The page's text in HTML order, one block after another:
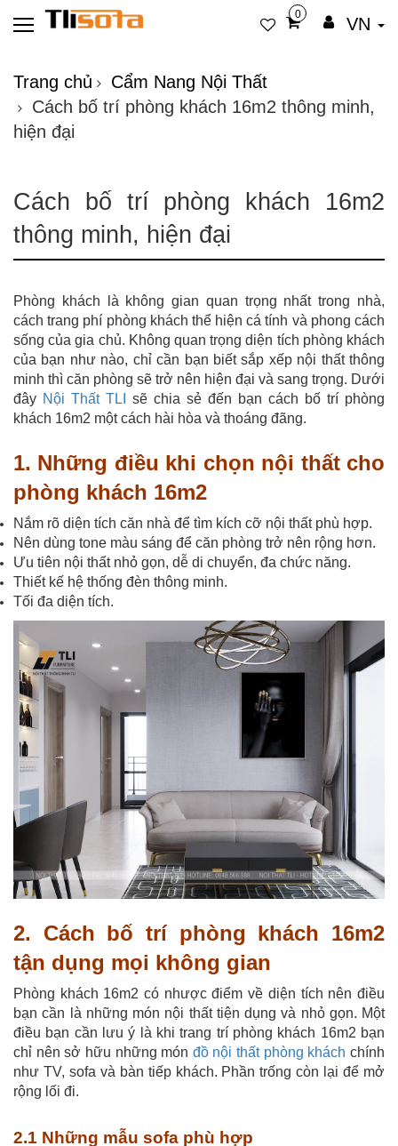
VN
0
Trang chủ
Cẩm Nang Nội Thất
Cách bố trí phòng khách 16m2 thông minh,
hiện đại
Cách bố trí phòng khách 16m2
thông minh, hiện đại
Phòng khách là không gian quan trọng nhất trong nhà,
cách trang phí phòng khách thể hiện cá tính và phong cách
sống của gia chủ. Không quan trọng diện tích phòng khách
của bạn như nào, chỉ cần bạn biết sắp xếp nội thất thông
minh thì căn phòng sẽ trở nên hiện đại và sang trọng. Dưới
đây Nội Thất TLI
sẽ chia sẻ đến bạn cách bố trí phòng
khách 16m2 một cách hài hòa và thoáng đãng.
1. Những điều khi chọn nội thất cho
phòng khách 16m2
Nắm rõ diện tích căn nhà để tìm kích cỡ nội thất phù hợp.
Nên dùng tone màu sáng để căn phòng trở nên rộng hơn.
Ưu tiên nội thất nhỏ gọn, dễ di chuyển, đa chức năng.
Thiết kế hệ thống đèn thông minh.
Tối đa diện tích.
2. Cách bố trí phòng khách 16m2
tận dụng mọi không gian
Phòng khách 16m2 có nhược điểm về diện tích nên điều
bạn cần là những món nội thất tiện dụng và nhỏ gọn. Một
điều bạn cần lưu ý là khi trang trí phòng khách 16m2 bạn
chỉ nên sở hữu những món đồ nội thất phòng khách chính
như TV, sofa và bàn tiếp khách. Phần trống còn lại để mở
rộng lối đi.
2.1 Những mẫu sofa phù hợp